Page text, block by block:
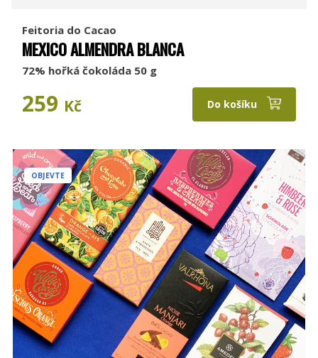
Feitoria do Cacao
MEXICO ALMENDRA BLANCA
72% hořká čokoláda 50 g
259 Kč Do košíku
OBJEVTE